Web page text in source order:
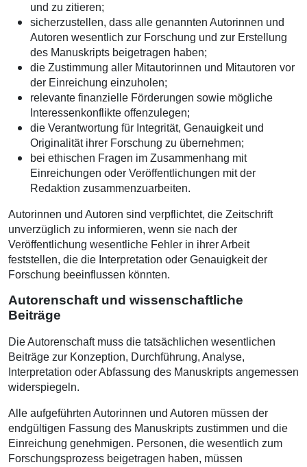
und zu zitieren;
sicherzustellen, dass alle genannten Autorinnen und
Autoren wesentlich zur Forschung und zur Erstellung
des Manuskripts beigetragen haben;
die Zustimmung aller Mitautorinnen und Mitautoren vor
der Einreichung einzuholen;
relevante finanzielle Förderungen sowie mögliche
Interessenkonflikte offenzulegen;
die Verantwortung für Integrität, Genauigkeit und
Originalität ihrer Forschung zu übernehmen;
bei ethischen Fragen im Zusammenhang mit
Einreichungen oder Veröffentlichungen mit der
Redaktion zusammenzuarbeiten.
Autorinnen und Autoren sind verpflichtet, die Zeitschrift
unverzüglich zu informieren, wenn sie nach der
Veröffentlichung wesentliche Fehler in ihrer Arbeit
feststellen, die die Interpretation oder Genauigkeit der
Forschung beeinflussen könnten.
Autorenschaft und wissenschaftliche
Beiträge
Die Autorenschaft muss die tatsächlichen wesentlichen
Beiträge zur Konzeption, Durchführung, Analyse,
Interpretation oder Abfassung des Manuskripts angemessen
widerspiegeln.
Alle aufgeführten Autorinnen und Autoren müssen der
endgültigen Fassung des Manuskripts zustimmen und die
Einreichung genehmigen. Personen, die wesentlich zum
Forschungsprozess beigetragen haben, müssen